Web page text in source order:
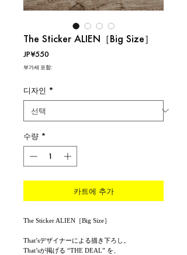
The Sticker ALIEN［Big Size］
JP¥550가
격
부가세 포함:
디자인 *
수량 *
카트에 추가
The Sticker ALIEN［Big Size］
That’sデザイナーによる描き下ろし。
That’sが掲げる “THE DEAL” を、